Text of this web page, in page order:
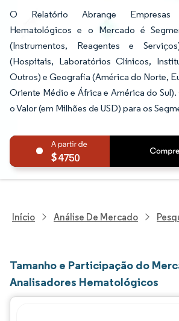
O Relatório Abrange Empresas
Hematológicos e o Mercado é
(Instrumentos, Reagentes e
(Hospitais, Laboratórios Clínicos,
Outros) e Geografia (América do Norte,
Oriente Médio e África e América do
o Valor (em Milhões de USD) para os
4750
Início Análise De Mercado
Tamanho e Participação do
Analisadores Hematológicos